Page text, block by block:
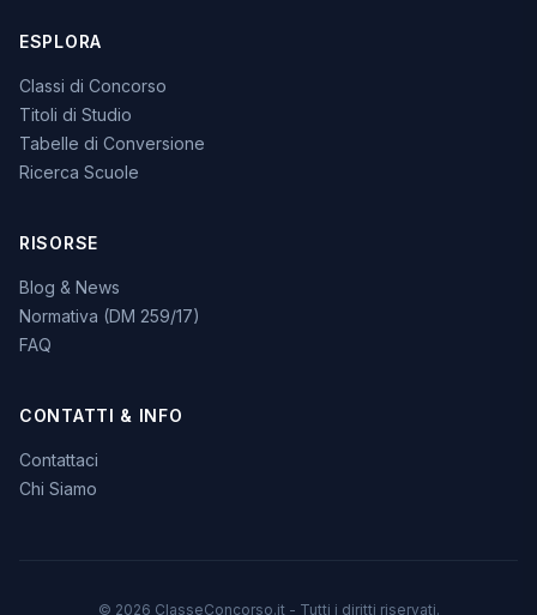
ESPLORA
Classi di Concorso
Titoli di Studio
Tabelle di Conversione
Ricerca Scuole
RISORSE
Blog & News
Normativa (DM 259/17)
FAQ
CONTATTI & INFO
Contattaci
Chi Siamo
© 2026 ClasseConcorso.it - Tutti i diritti riservati.